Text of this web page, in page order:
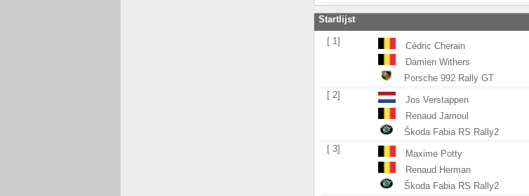
Startlijst
[ 1]
Cédric Cherain
Damien Withers
Porsche 992 Rally GT
[ 2]
Jos Verstappen
Renaud Jamoul
Škoda Fabia RS Rally2
[ 3]
Maxime Potty
Renaud Herman
Škoda Fabia RS Rally2